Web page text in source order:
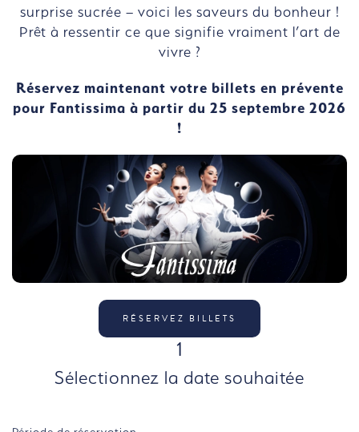
surprise sucrée – voici les saveurs du bonheur !
Prêt à ressentir ce que signifie vraiment l’art de
vivre ?
Réservez maintenant votre billets en prévente
pour Fantissima à partir du 25 septembre 2026
!
RÉSERVEZ BILLETS
1
Sélectionnez la date souhaitée